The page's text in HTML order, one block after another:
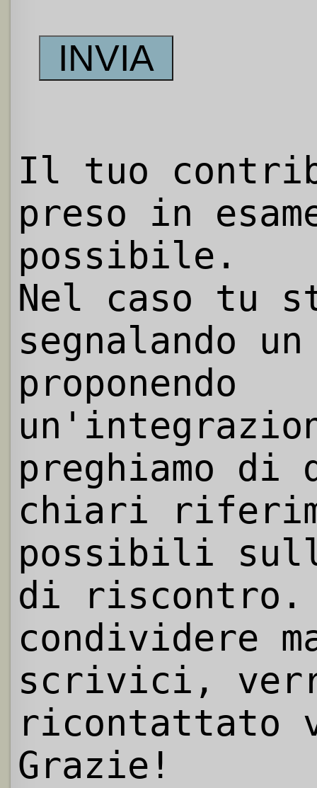
Il tuo
preso in
possibile.
Nel caso tu
segnalando
proponendo
preghiamo
chiari
possibili
di riscontro.
condividere
scrivici,
ricontattato
Grazie!